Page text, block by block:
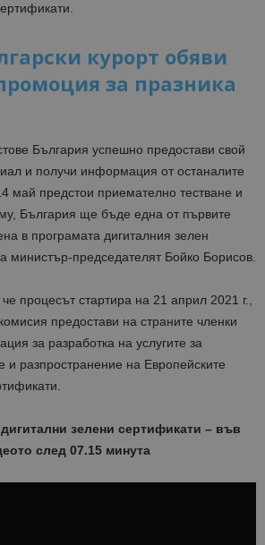
курорт обяви
за празника
България успешно предостави свой
и получи информация от останалите
май предстои приемателно тестване и
България ще бъде една от първите
в програмата дигиталния зелен
министър-председателят Бойко Борисов.
процесът стартира на 21 април 2021 г.,
предостави на страните членки
за разработка на услугите за
и разпространение на Европейските
зелени сертификати – във
след 07.15 минута